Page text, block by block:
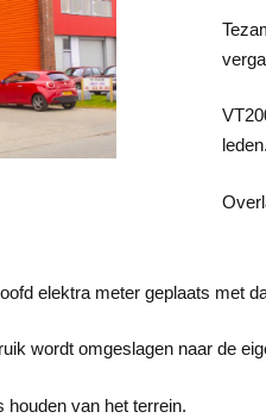
elektra meter geplaats met
wordt omgeslagen naar de
houden van het terrein.